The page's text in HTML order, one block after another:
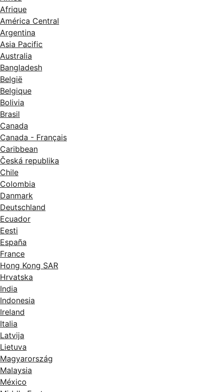
Afrique
América Central
Argentina
Asia Pacific
Australia
Bangladesh
België
Belgique
Bolivia
Brasil
Canada
Canada - Français
Caribbean
Česká republika
Chile
Colombia
Danmark
Deutschland
Ecuador
Eesti
España
France
Hong Kong SAR
Hrvatska
India
Indonesia
Ireland
Italia
Latvija
Lietuva
Magyarország
Malaysia
México